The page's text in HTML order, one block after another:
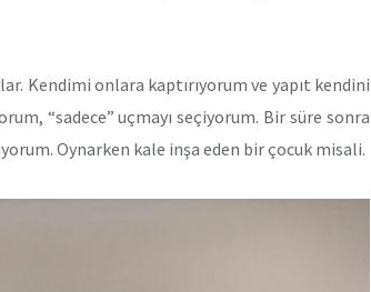
Kendimi onlara kaptırıyorum ve yapıt kendini
“sadece” uçmayı seçiyorum. Bir süre sonra
Oynarken kale inşa eden bir çocuk misali.